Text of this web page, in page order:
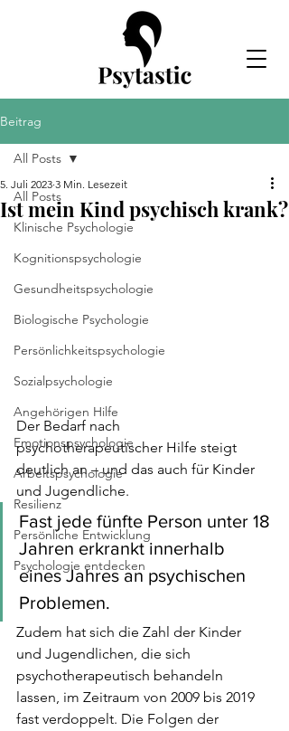
Beitrag
All Posts
Klinische Psychologie
Kognitionspsychologie
Gesundheitspsychologie
Biologische Psychologie
Persönlichkeitspsychologie
Sozialpsychologie
Angehörigen Hilfe
Emotionspsychologie
Arbeitspsychologie
Resilienz
Persönliche Entwicklung
Psychologie entdecken
All Posts
Ist mein Kind psychisch krank?
5. Juli 2023 3 Min. Lesezeit
Der Bedarf nach
psychotherapeutischer Hilfe steigt
deutlich an – und das auch für Kinder
und Jugendliche.
Fast jede fünfte Person unter 18
Jahren erkrankt innerhalb
eines Jahres an psychischen
Problemen.
Zudem hat sich die Zahl der Kinder
und Jugendlichen, die sich
psychotherapeutisch behandeln
lassen, im Zeitraum von 2009 bis 2019
fast verdoppelt. Die Folgen der